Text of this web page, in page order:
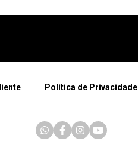
Política de Privacidade